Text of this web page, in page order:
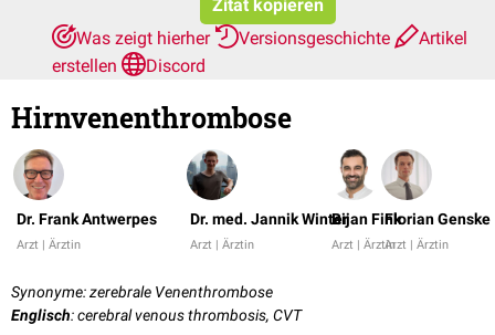
Zitat kopieren
Was zeigt hierher
Versionsgeschichte
Artikel
erstellen
Discord
Hirnvenenthrombose
Dr. Frank Antwerpes
Arzt | Ärztin
Dr. med. Jannik Winter
Arzt | Ärztin
Bijan Fink
Arzt | Ärztin
Florian Genske
Arzt | Ärztin
Synonyme: zerebrale Venenthrombose
Englisch: cerebral venous thrombosis, CVT